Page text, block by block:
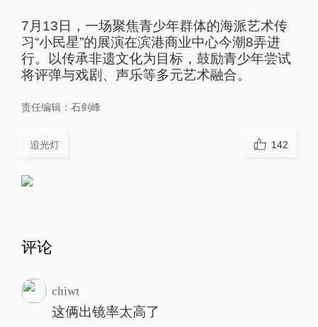
7月13日，一场聚焦青少年群体的海派艺术传
习“小民星”的展演在滨港商业中心今潮8弄进
行。以传承非遗文化为目标，鼓励青少年尝试
将评弹与戏剧、声乐等多元艺术融合。
责任编辑： 石剑峰
追光灯 142
评论
chiwt
这俩出镜率太高了